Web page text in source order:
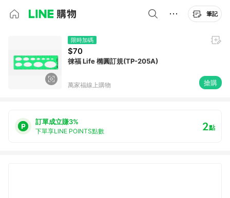
筆記
限時加碼
$70
徠福 Life 橢圓訂規(TP-205A)
萬家福線上購物 搶購
訂單成立賺3%
下單享LINE POINTS點數 2點